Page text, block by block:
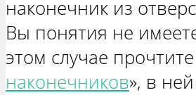
наконечник из
Вы понятия не
этом случае
наконечников», в